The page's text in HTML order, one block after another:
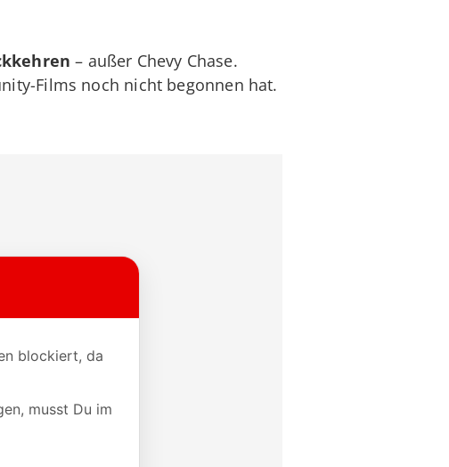
– außer Chevy Chase.
Films noch nicht begonnen hat.